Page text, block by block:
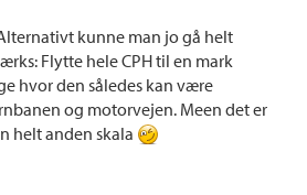
kunne man jo gå helt
Flytte hele CPH til en mark
hvor den således kan være
og motorvejen. Meen det er
helt anden skala